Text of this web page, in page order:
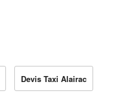
Devis Taxi Alairac